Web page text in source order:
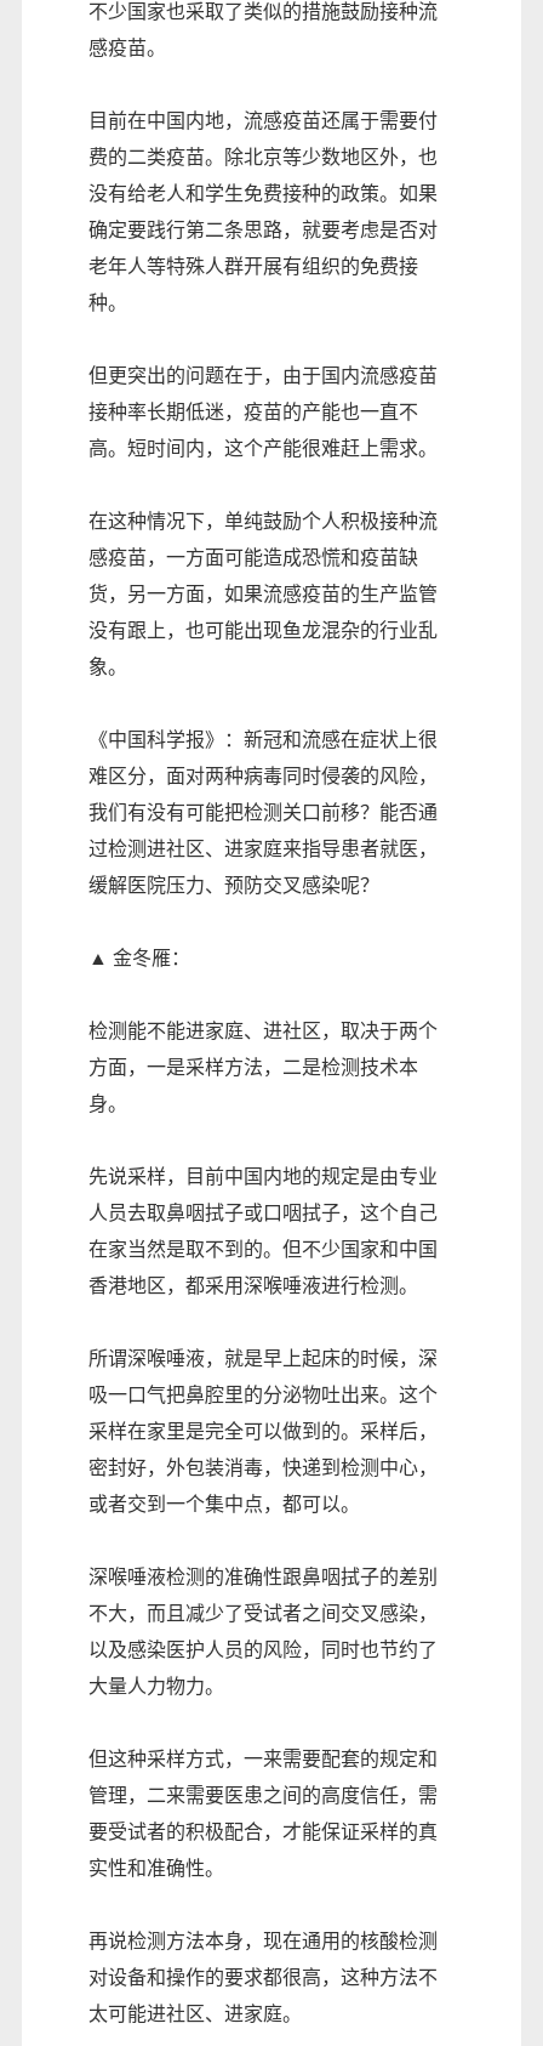
不少国家也采取了类似的措施鼓励接种流
感疫苗。
目前在中国内地，流感疫苗还属于需要付
费的二类疫苗。除北京等少数地区外，也
没有给老人和学生免费接种的政策。如果
确定要践行第二条思路，就要考虑是否对
老年人等特殊人群开展有组织的免费接
种。
但更突出的问题在于，由于国内流感疫苗
接种率长期低迷，疫苗的产能也一直不
高。短时间内，这个产能很难赶上需求。
在这种情况下，单纯鼓励个人积极接种流
感疫苗，一方面可能造成恐慌和疫苗缺
货，另一方面，如果流感疫苗的生产监管
没有跟上，也可能出现鱼龙混杂的行业乱
象。
《中国科学报》：新冠和流感在症状上很
难区分，面对两种病毒同时侵袭的风险，
我们有没有可能把检测关口前移？能否通
过检测进社区、进家庭来指导患者就医，
缓解医院压力、预防交叉感染呢？
▲ 金冬雁：
检测能不能进家庭、进社区，取决于两个
方面，一是采样方法，二是检测技术本
身。
先说采样，目前中国内地的规定是由专业
人员去取鼻咽拭子或口咽拭子，这个自己
在家当然是取不到的。但不少国家和中国
香港地区，都采用深喉唾液进行检测。
所谓深喉唾液，就是早上起床的时候，深
吸一口气把鼻腔里的分泌物吐出来。这个
采样在家里是完全可以做到的。采样后，
密封好，外包装消毒，快递到检测中心，
或者交到一个集中点，都可以。
深喉唾液检测的准确性跟鼻咽拭子的差别
不大，而且减少了受试者之间交叉感染，
以及感染医护人员的风险，同时也节约了
大量人力物力。
但这种采样方式，一来需要配套的规定和
管理，二来需要医患之间的高度信任，需
要受试者的积极配合，才能保证采样的真
实性和准确性。
再说检测方法本身，现在通用的核酸检测
对设备和操作的要求都很高，这种方法不
太可能进社区、进家庭。